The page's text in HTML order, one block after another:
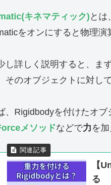
キネマティック) とは、
をオンにすると物理演
し詳しく説明すると、ま
そのオブジェクトに対して
、Rigidbodyを付けたオブ
メソッドなどで力 を
【
る